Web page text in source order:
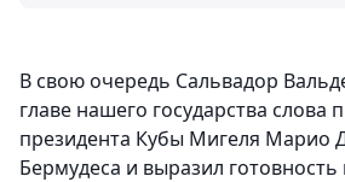
В свою очередь Сальвадор
главе нашего государства слова
президента Кубы Мигеля Марио
Бермудеса и выразил